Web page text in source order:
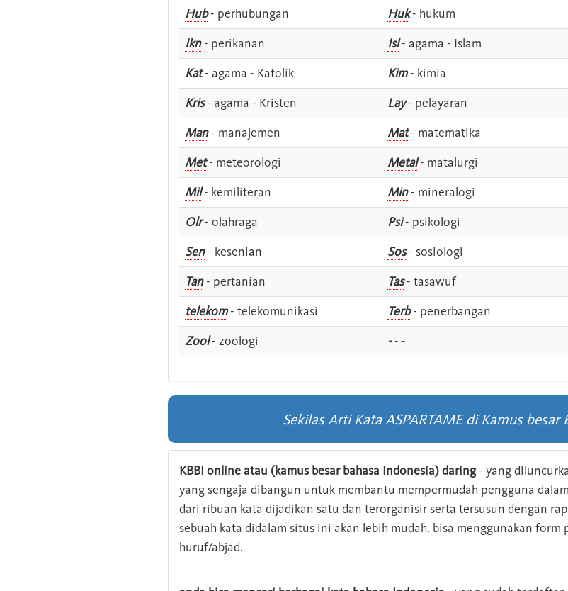
Hub- perhubungan Huk- hukum
Ikn- perikanan Isl- agama - Islam
Kat- agama - Katolik Kim- kimia
Kris- agama - Kristen Lay- pelayaran
Man- manajemen Mat- matematika
Met- meteorologi Metal- matalurgi
Mil- kemiliteran Min- mineralogi
Olr- olahraga Psi- psikologi
Sen- kesenian Sos- sosiologi
Tan- pertanian Tas- tasawuf
telekom- telekomunikasi Terb- penerbangan
Zool- zoologi -- -
Sekilas Arti Kata ASPARTAME di Kamus besar
KBBI online atau (kamus besar bahasa Indonesia) daring- yang
yang sengaja dibangun untuk membantu mempermudah pengguna
dari ribuan kata dijadikan satu dan terorganisir serta tersusun dengan
sebuah kata didalam situs ini akan lebih mudah. bisa menggunakan
huruf/abjad.